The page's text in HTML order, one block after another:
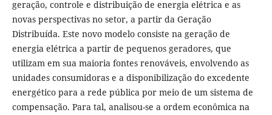
geração, controle e distribuição de energia elétrica e as
novas perspectivas no setor, a partir da Geração
Distribuída. Este novo modelo consiste na geração de
energia elétrica a partir de pequenos geradores, que
utilizam em sua maioria fontes renováveis, envolvendo as
unidades consumidoras e a disponibilização do excedente
energético para a rede pública por meio de um sistema de
compensação. Para tal, analisou-se a ordem econômica na